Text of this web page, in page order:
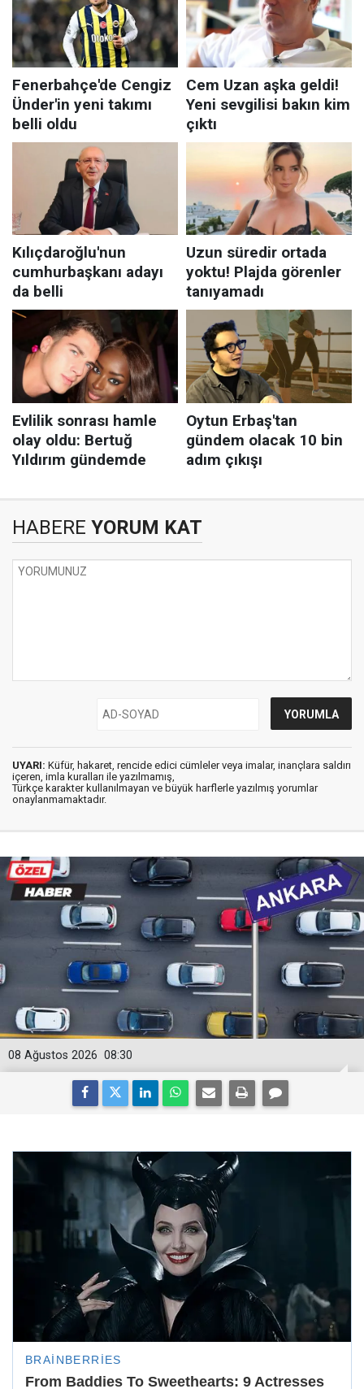
HABERE YORUM KAT
UYARI: Küfür, hakaret, rencide edici cümleler veya imalar, inançlara saldırı
içeren, imla kuralları ile yazılmamış,
Türkçe karakter kullanılmayan ve büyük harflerle yazılmış yorumlar
onaylanmamaktadır.
08:30
08 Ağustos 2026